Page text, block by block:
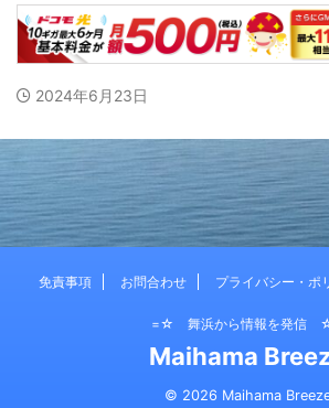
2024年6月23日
免責事項 お問合わせ プライバシー・ポ
=☆ 舞浜から情報を発信
Maihama
© 2026 Maihama